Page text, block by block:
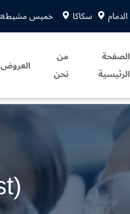
الدمام سكاكا خميس مشيط
الصفحة
الرئيسية
من
نحن
العروض